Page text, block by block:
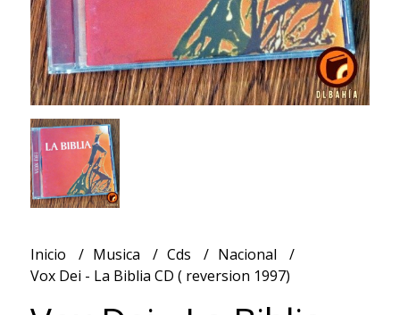
Inicio Musica Cds
Nacional
Vox Dei - La Biblia CD ( reversion 1997)